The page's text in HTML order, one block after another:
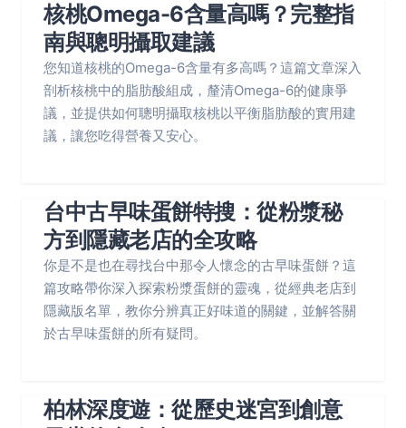
核桃Omega-6含量高嗎？完整指
南與聰明攝取建議
您知道核桃的Omega-6含量有多高嗎？這篇文章深入
剖析核桃中的脂肪酸組成，釐清Omega-6的健康爭
議，並提供如何聰明攝取核桃以平衡脂肪酸的實用建
議，讓您吃得營養又安心。
台中古早味蛋餅特搜：從粉漿秘
方到隱藏老店的全攻略
你是不是也在尋找台中那令人懷念的古早味蛋餅？這
篇攻略帶你深入探索粉漿蛋餅的靈魂，從經典老店到
隱藏版名單，教你分辨真正好味道的關鍵，並解答關
於古早味蛋餅的所有疑問。
柏林深度遊：從歷史迷宮到創意